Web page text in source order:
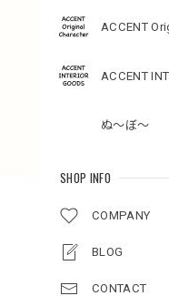
ACCENT
ACCENT
ぬ～ぼ～
SHOP INFO
COMPANY
BLOG
CONTACT